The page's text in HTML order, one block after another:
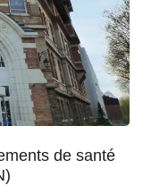
de santé